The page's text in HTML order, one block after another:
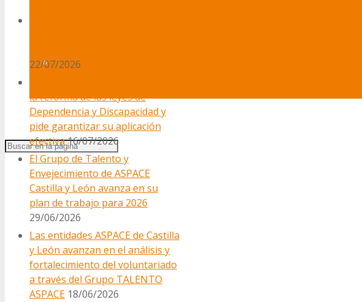
Trabaja con nosotros
22/07/2026
la reforma de las leyes de
Dependencia y Discapacidad y
pide garantizar su aplicación
efectiva16/07/2026
El Grupo de Talento y
Envejecimiento de ASPACE
Castilla y León avanza en su
plan de trabajo para 2026
29/06/2026
Las entidades ASPACE de Castilla
y León avanzan en el análisis y
fortalecimiento del voluntariado
a través del Grupo TALENTO
ASPACE 18/06/2026